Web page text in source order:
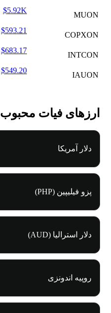
MUON
$5.92K
COPXON
$593.21
INTCON
$683.17
IAUON
$549.20
ارزهای فیات محبوب
دلار آمریکا
پزو فیلیپین (PHP)
دلار استرالیا (AUD)
روپیه اندونزی